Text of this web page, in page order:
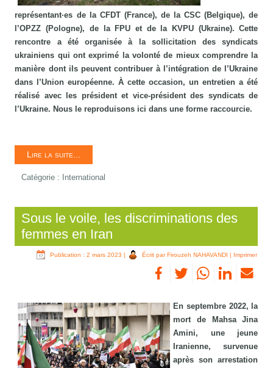
représentant·es de la CFDT (France), de la CSC (Belgique), de
l’OPZZ (Pologne), de la FPU et de la KVPU (Ukraine). Cette
rencontre a été organisée à la sollicitation des syndicats
ukrainiens qui ont exprimé la volonté de mieux comprendre la
manière dont ils peuvent contribuer à l’intégration de l’Ukraine
dans l’Union européenne. À cette occasion, un entretien a été
réalisé avec les président et vice-président des syndicats de
l’Ukraine. Nous le reproduisons ici dans une forme raccourcie.
Lire la suite...
Catégorie : International
Sous le voile, les discriminations des
femmes en Iran
Publication : 2 mars 2023 | Écrit par Firouzeh NAHAVANDI | Imprimer
En septembre 2022, la
mort de Mahsa Jina
Amini, une jeune
Iranienne, survenue
après son arrestation